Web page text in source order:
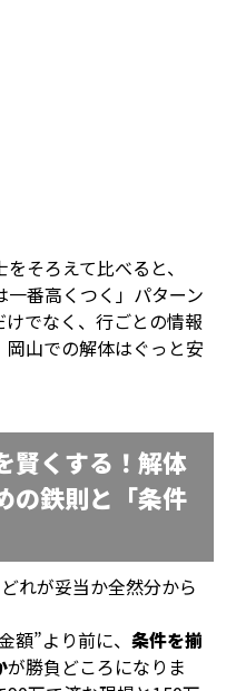
そろえて比べると、
一番高くつく」パターン
でなく、行ごとの情報
山での解体はぐっと安
賢くする！解体
の鉄則と「条件
れが妥当か全然分から
額”より前に、 条件を揃
が勝負どころになりま